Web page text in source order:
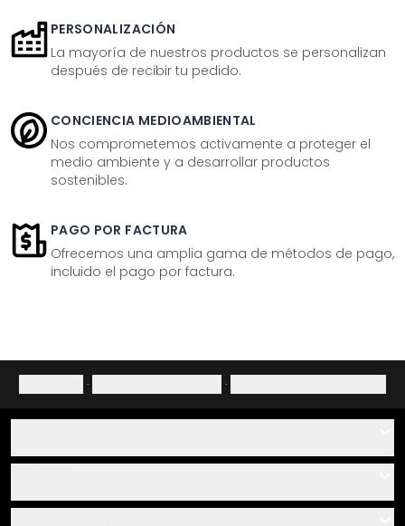
PERSONALIZACIÓN
La mayoría de nuestros productos se personalizan
después de recibir tu pedido.
CONCIENCIA MEDIOAMBIENTAL
Nos comprometemos activamente a proteger el
medio ambiente y a desarrollar productos
sostenibles.
PAGO POR FACTURA
Ofrecemos una amplia gama de métodos de pago,
incluido el pago por factura.
· ·
Sobre nosotros